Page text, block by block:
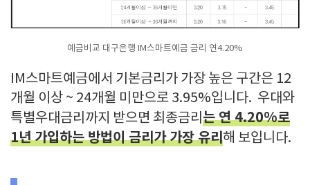
예금비교 대구은행 IM스마트예금 금리 연4.20%
IM스마트예금에서 기본금리가 가장 높은 구간은 12
개월 이상 ~ 24개월 미만으로 3.95%입니다. 우대와
특별우대금리까지 받으면 최종금리 는 연 4.20%로
1년 가입하는 방법이 금리가 가장 유리해 보입니다.